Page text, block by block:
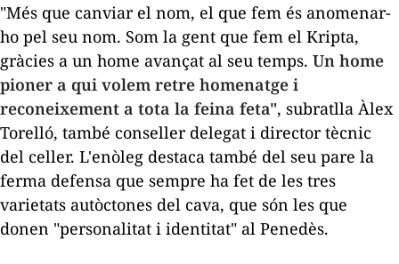
"Més que canviar el nom, el que fem és anomenar-
ho pel seu nom. Som la gent que fem el Kripta,
gràcies a un home avançat al seu temps. Un home
pioner a qui volem retre homenatge i
reconeixement a tota la feina feta", subratlla Àlex
Torelló, també conseller delegat i director tècnic
del celler. L'enòleg destaca també del seu pare la
ferma defensa que sempre ha fet de les tres
varietats autòctones del cava, que són les que
donen "personalitat i identitat" al Penedès.